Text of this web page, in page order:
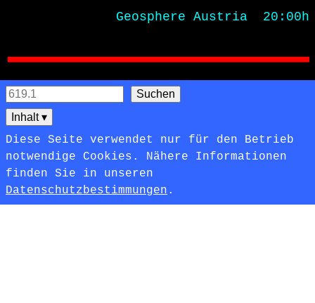
              Geosphere Austria  20:00h
Inhalt▾
Diese Seite verwendet nur für den Betrieb
notwendige Cookies. Nähere Informationen
finden Sie in unseren
Datenschutzbestimmungen .